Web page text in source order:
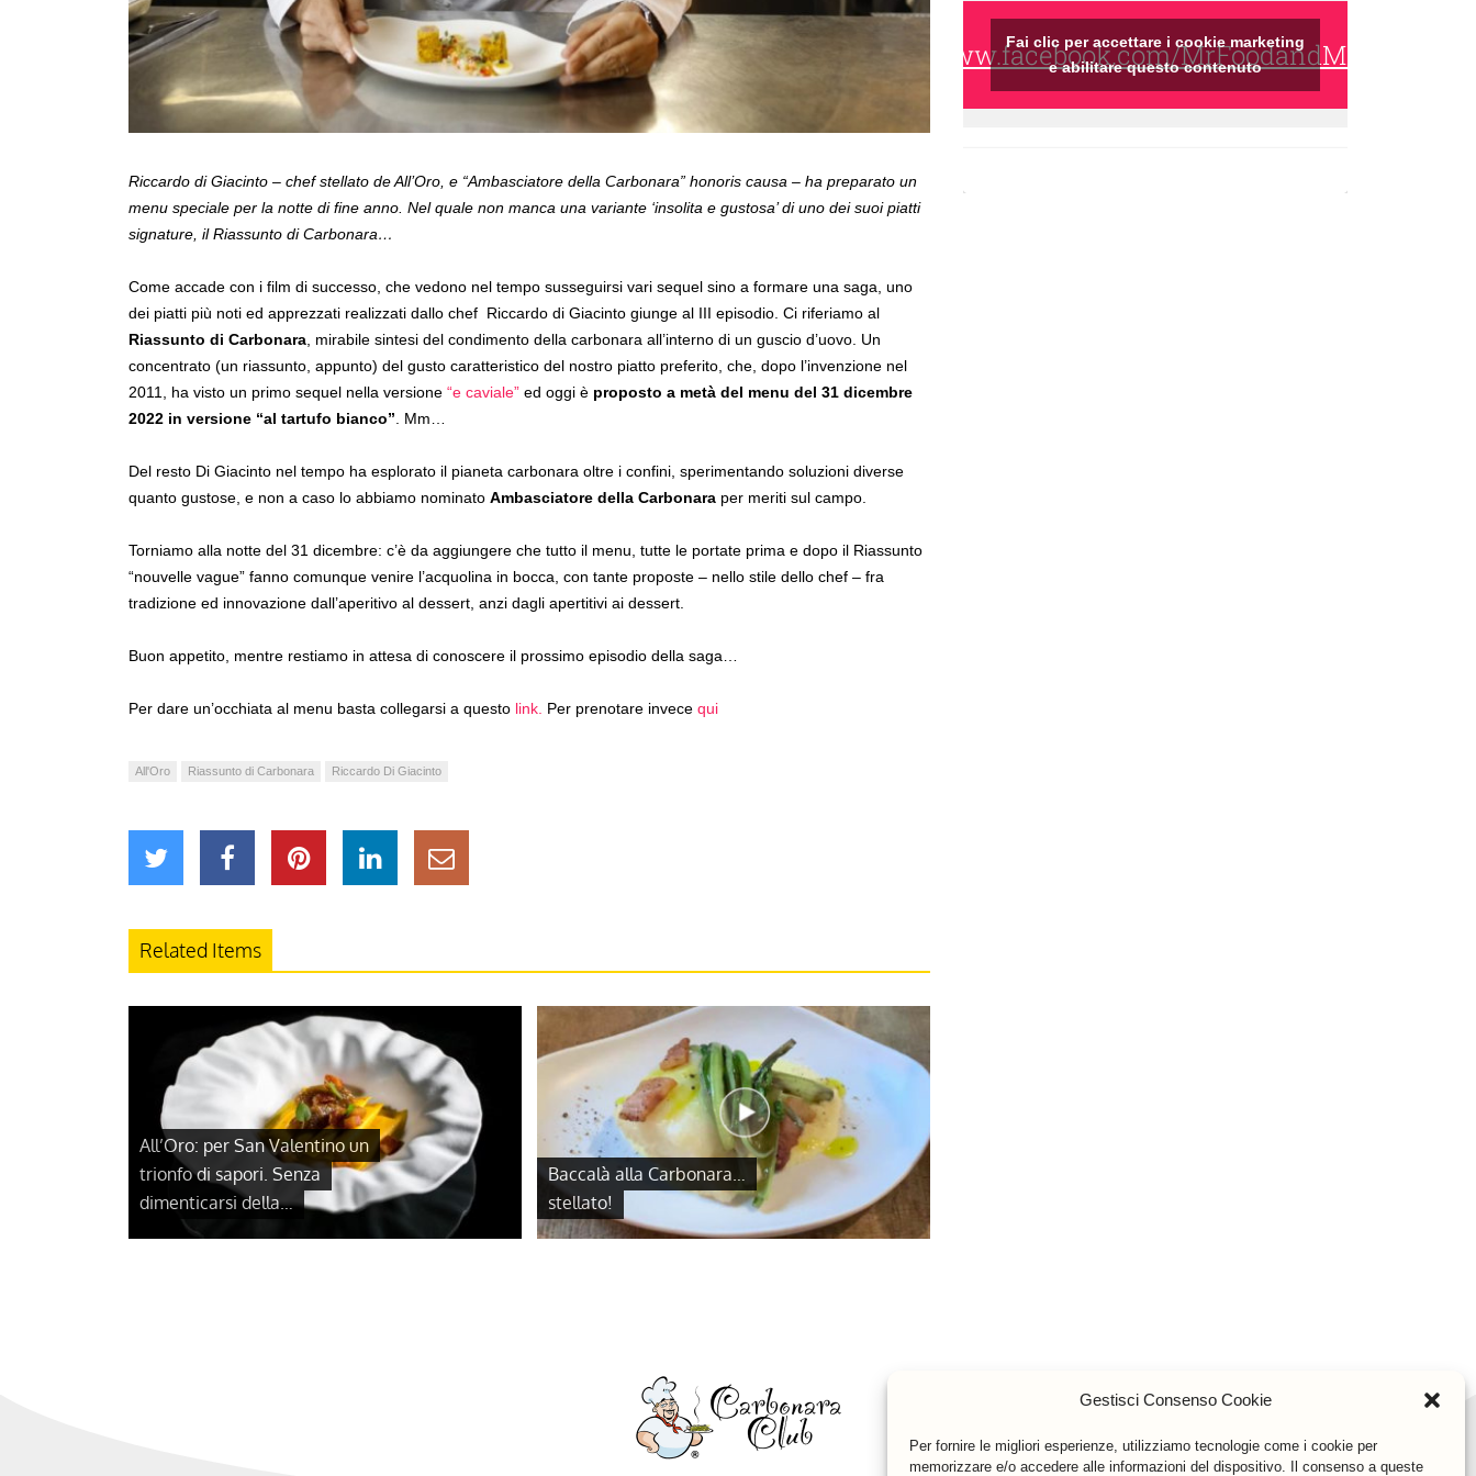
Gestisci Consenso Cookie
Per fornire le migliori esperienze, utilizziamo tecnologie come i cookie per
memorizzare e/o accedere alle informazioni del dispositivo. Il consenso a queste
Riccardo di Giacinto – chef stellato de All’Oro, e “Ambasciatore della Carbonara” honoris causa – ha preparato un
menu speciale per la notte di fine anno. Nel quale non manca una variante ‘insolita e gustosa’ di uno dei suoi piatti
signature, il Riassunto di Carbonara…
Come accade con i film di successo, che vedono nel tempo susseguirsi vari sequel sino a formare una saga, uno
dei piatti più noti ed apprezzati realizzati dallo chef Riccardo di Giacinto giunge al III episodio. Ci riferiamo al
Riassunto di Carbonara , mirabile sintesi del condimento della carbonara all’interno di un guscio d’uovo. Un
concentrato (un riassunto, appunto) del gusto caratteristico del nostro piatto preferito, che, dopo l’invenzione nel
2011, ha visto un primo sequel nella versione “e caviale” ed oggi è proposto a metà del menu del 31 dicembre
2022 in versione “al tartufo bianco” . Mm…
Del resto Di Giacinto nel tempo ha esplorato il pianeta carbonara oltre i confini, sperimentando soluzioni diverse
quanto gustose, e non a caso lo abbiamo nominato Ambasciatore della Carbonara per meriti sul campo.
Torniamo alla notte del 31 dicembre: c’è da aggiungere che tutto il menu, tutte le portate prima e dopo il Riassunto
“nouvelle vague” fanno comunque venire l’acquolina in bocca, con tante proposte – nello stile dello chef – fra
tradizione ed innovazione dall’aperitivo al dessert, anzi dagli apertitivi ai dessert.
Buon appetito, mentre restiamo in attesa di conoscere il prossimo episodio della saga…
Per dare un’occhiata al menu basta collegarsi a questo link. Per prenotare invece qui
All'Oro Riassunto di Carbonara Riccardo Di Giacinto
Related Items
All’Oro: per San Valentino un
trionfo di sapori. Senza
dimenticarsi della…
Baccalà alla Carbonara…
stellato!
https://www.facebook.com/MrFoodandMrsWine/
Fai clic per accettare i cookie marketing
e abilitare questo contenuto